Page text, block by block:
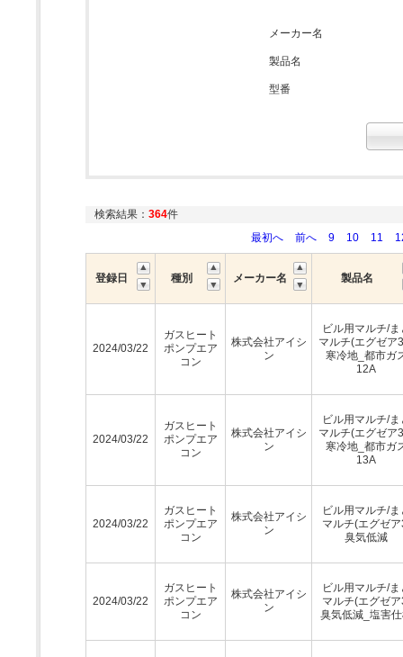
メーカー名
製品名
型番
検索結果： 364件
最初へ
前へ 9 10 11
登録日 種別 メーカー名 製品名
2024/03/22
ガスヒート
ポンプエア
コン
株式会社アイシ
ン
ビル用マルチ/ま
マルチ(エグゼア
寒冷地_都市ガ
12A
2024/03/22
ガスヒート
ポンプエア
コン
株式会社アイシ
ン
ビル用マルチ/ま
マルチ(エグゼア
寒冷地_都市ガ
13A
2024/03/22
ガスヒート
ポンプエア
コン
株式会社アイシ
ン
ビル用マルチ/ま
マルチ(エグゼ
臭気低減
2024/03/22
ガスヒート
ポンプエア
コン
株式会社アイシ
ン
ビル用マルチ/ま
マルチ(エグゼ
臭気低減_塩害